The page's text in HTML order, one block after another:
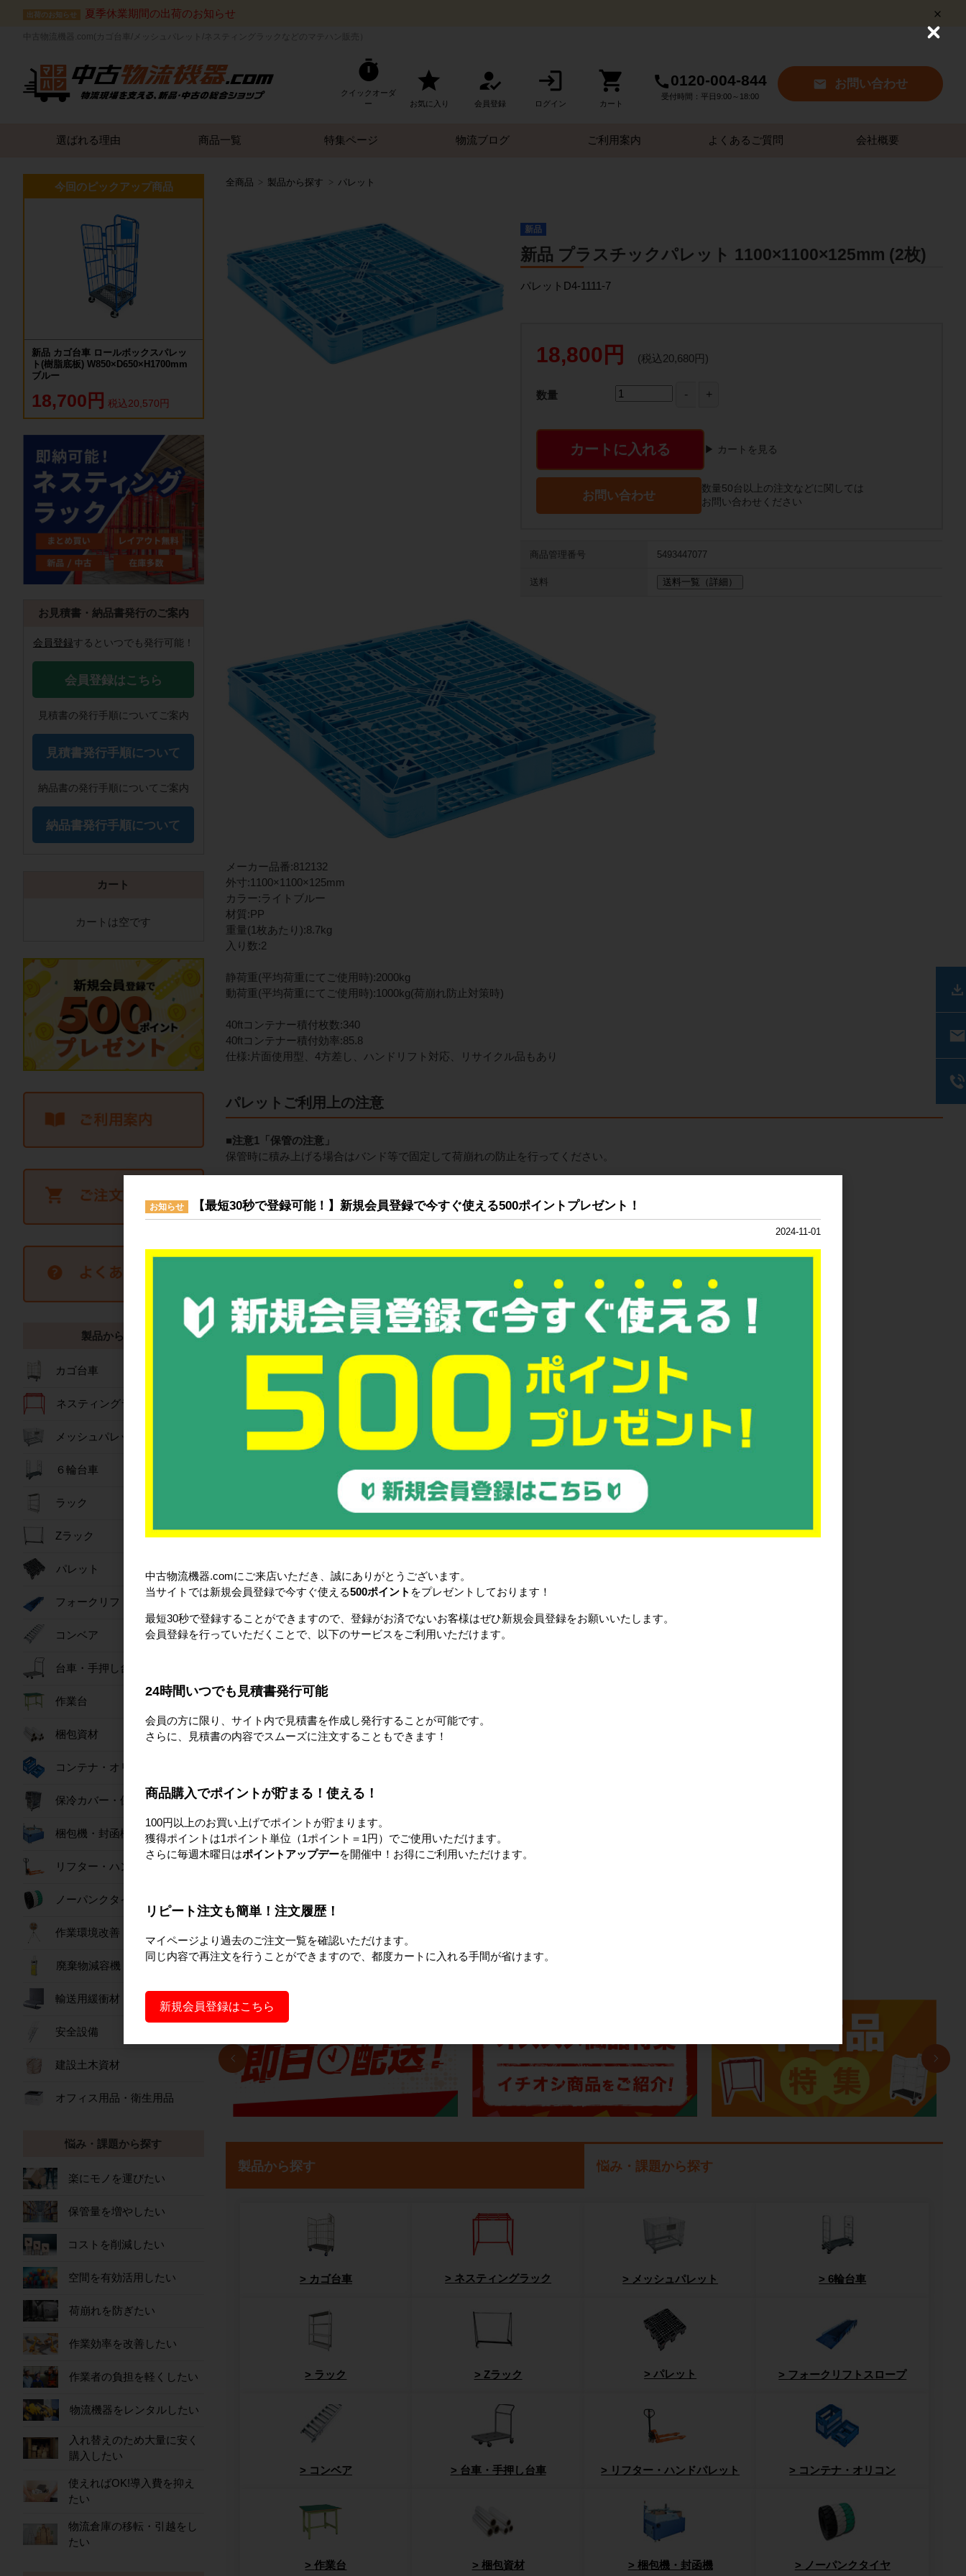
出荷のお知らせ 夏季休業期間の出荷のお知らせ
中古物流機器.com(カゴ台車/メッシュパレット/ネスティングラックなどのマテハン販売）
クイックオーダ
ー
お気に入り 会員登録 ログイン カート
0120-004-844
受付時間：平日9:00～18:00
お問い合わせ
選ばれる理由 商品一覧 特集ページ 物流ブログ ご利用案内 よくあるご質問 会社概要
全商品 製品から探す パレット
新品
新品 プラスチックパレット 1100×1100×125mm (2枚)
パレットD4-1111-7
18,800円 (税込20,680円)
数量
カートに入れる ▶ カートを見る
お問い合わせ
数量50台以上の注文などに関しては
お問い合わせください
商品管理番号 5493447077
送料 送料一覧（詳細）
メーカー品番:812132
外寸:1100×1100×125mm
カラー:ライトブルー
材質:PP
重量(1枚あたり):8.7kg
入り数:2
静荷重(平均荷重にてご使用時):2000kg
動荷重(平均荷重にてご使用時):1000kg(荷崩れ防止対策時)
40ftコンテナー積付枚数:340
40ftコンテナー積付効率:85.8
仕様:片面使用型、4方差し、ハンドリフト対応、リサイクル品もあり
パレットご利用上の注意
■注意1「保管の注意」
保管時に積み上げる場合はバンド等で固定して荷崩れの防止を行ってください。
パレットの上に人が乗らないようにしてください。
ご使用の際はヘルメット、手袋、安全靴、プロテクターを着用の上けがに注意してご使用ください。
一点に荷重が集中するような荷物の置き方はしないでください。
■注意4「屋外保管」
■注意5「フォークリフト使用時」
フォークリフトでパレットを持ち上げる場合は、パレットの下に人が入らないようにしてください。
■使用上の注意をポスターにしております。
https://files.bcart.jp/butsuryu-test/uploads/itemimg/5493447077/palet.pdf
その他、ご不明な点などありましたら、お気軽にお問合せ下さい。宜しくお願い申し上げます。
【隔週セール】パワフル冷風
扇 80L
COOL FAN SPOT mini ひえっ
ぴ～™
製品から探す 悩み・課題から探す
カゴ台車 ネスティングラック メッシュパレット 6輪台車
ラック Zラック パレット フォークリフトスロープ
コンベア 台車・手押し台車 リフター・ハンドパレット コンテナ・オリコン
作業台 梱包資材 梱包機・封函機 ノーパンクタイヤ
今回のピックアップ商品
新品 カゴ台車 ロールボックスパレッ
ト(樹脂底板) W850×D650×H1700mm
ブルー
18,700円 税込20,570円
お見積書・納品書発行のご案内
会員登録するといつでも発行可能！
会員登録はこちら
見積書の発行手順についてご案内
見積書発行手順について
納品書の発行手順についてご案内
納品書発行手順について
カート
カートは空です
製品から探す
カゴ台車
ネスティングラック
メッシュパレット
６輪台車
ラック
Zラック
パレット
フォークリフトスロープ
コンベア
台車・手押し台車
作業台
梱包資材
コンテナ・オリコン
保冷カバー・保冷ボックス
梱包機・封函機
リフター・ハンドパレット
ノーパンクタイヤ
作業環境改善
廃棄物減容機
輸送用緩衝材
安全設備
建設土木資材
オフィス用品・衛生用品
悩み・課題から探す
楽にモノを運びたい
保管量を増やしたい
コストを削減したい
空間を有効活用したい
荷崩れを防ぎたい
作業効率を改善したい
作業者の負担を軽くしたい
物流機器をレンタルしたい
入れ替えのため大量に安く
購入したい
使えればOK!導入費を抑え
たい
物流倉庫の移転・引越をし
たい
お知らせ 【最短30秒で登録可能！】新規会員登録で今すぐ使える500ポイントプレゼント！
2024-11-01
中古物流機器.comにご来店いただき、誠にありがとうございます。
当サイトでは新規会員登録で今すぐ使える500ポイント をプレゼントしております！
最短30秒で登録することができますので、登録がお済でないお客様はぜひ新規会員登録をお願いいたします。
会員登録を行っていただくことで、以下のサービスをご利用いただけます。
24時間いつでも見積書発行可能
会員の方に限り、サイト内で見積書を作成し発行することが可能です。
さらに、見積書の内容でスムーズに注文することもできます！
商品購入でポイントが貯まる！使える！
100円以上のお買い上げでポイントが貯まります。
獲得ポイントは1ポイント単位（1ポイント＝1円）でご使用いただけます。
さらに毎週木曜日はポイントアップデーを開催中！お得にご利用いただけます。
リピート注文も簡単！注文履歴！
マイページより過去のご注文一覧を確認いただけます。
同じ内容で再注文を行うことができますので、都度カートに入れる手間が省けます。
新規会員登録はこちら
C
s